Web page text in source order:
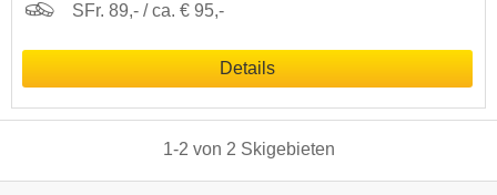
SFr. 89,- / ca. € 95,-
Details
1-2 von 2 Skigebieten